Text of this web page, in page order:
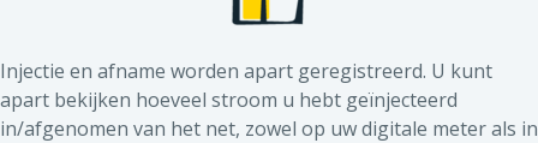
Injectie en afname worden apart geregistreerd. U kunt
apart bekijken hoeveel stroom u hebt geïnjecteerd
in/afgenomen van het net, zowel op uw digitale meter als in